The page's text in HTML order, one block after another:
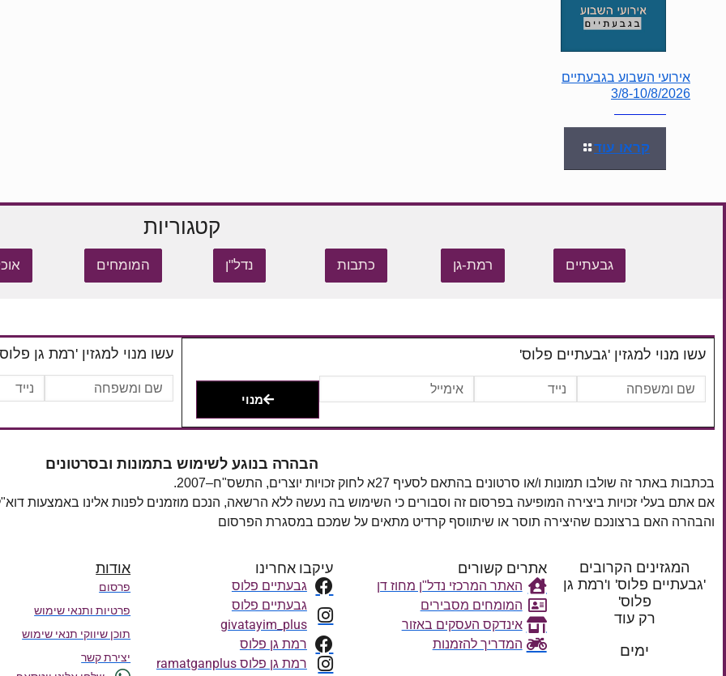
אירועי השבוע בגבעתיים
3/8-10/8/2026
קראו עוד
קטגוריות
גבעתיים רמת-גן כתבות נדל"ן המומחים
עשו מנוי למגזין 'גבעתיים פלוס'
מנוי
עשו מנוי למגזין 'רמת גן
הבהרה בנוגע לשימוש בתמונות ובסרטונים
בכתבות באתר זה שולבו תמונות ו/או סרטונים בהתאם לסעיף 27א לחוק זכויות יוצרים, התשס"ח–2007.
אם אתם בעלי זכויות ביצירה המופיעה בפרסום זה וסבורים כי השימוש בה נעשה ללא הרשאה, הנכם מוזמנים לפנות אלינו באמצעות
והבהרה האם ברצונכם שהיצירה תוסר או שיתווסף קרדיט מתאים על שמכם במסגרת הפרסום
המגזינים הקרובים
'גבעתיים פלוס' ו'רמת גן
פלוס'
רק עוד
ימים
אתרים קשורים
האתר המרכזי נדל"ן מחוז דן
המומחים מסבירים
אינדקס העסקים באזור
המדריך להזמנות
עיקבו אחרינו
גבעתיים פלוס
גבעתיים פלוס
givatayim_plus
רמת גן פלוס
רמת גן פלוס ramatganplus
אודות
פרסום
פרטיות ותנאי שימוש
תוכן שיווקי תנאי שימוש
יצירת קשר